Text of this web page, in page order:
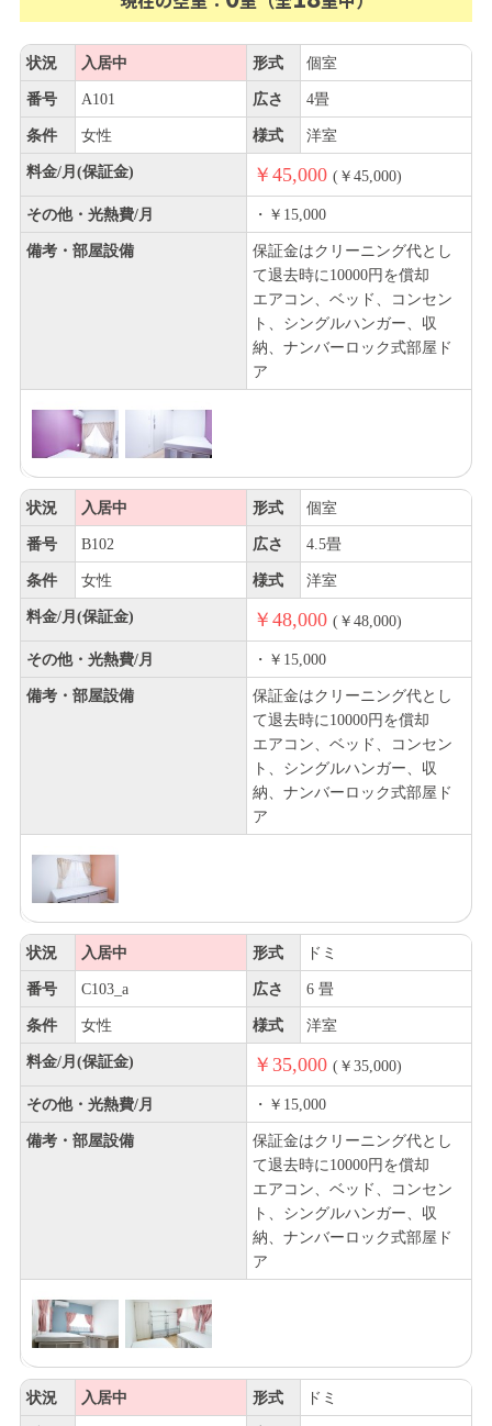
状況 入居中 形式 個室
番号 A101 広さ 4畳
条件 女性 様式 洋室
料金/月(保証金) ￥45,000 (￥45,000)
その他・光熱費/月 ・￥15,000
備考・部屋設備
保証金はクリーニング代とし
て退去時に10000円を償却
エアコン、ベッド、コンセン
ト、シングルハンガー、収
納、ナンバーロック式部屋ド
ア
状況 入居中 形式 個室
番号 B102 広さ 4.5畳
条件 女性 様式 洋室
料金/月(保証金) ￥48,000 (￥48,000)
その他・光熱費/月 ・￥15,000
備考・部屋設備
保証金はクリーニング代とし
て退去時に10000円を償却
エアコン、ベッド、コンセン
ト、シングルハンガー、収
納、ナンバーロック式部屋ド
ア
状況 入居中 形式 ドミ
番号 C103_a 広さ 6 畳
条件 女性 様式 洋室
料金/月(保証金) ￥35,000 (￥35,000)
その他・光熱費/月 ・￥15,000
備考・部屋設備
保証金はクリーニング代とし
て退去時に10000円を償却
エアコン、ベッド、コンセン
ト、シングルハンガー、収
納、ナンバーロック式部屋ド
ア
状況 入居中 形式 ドミ